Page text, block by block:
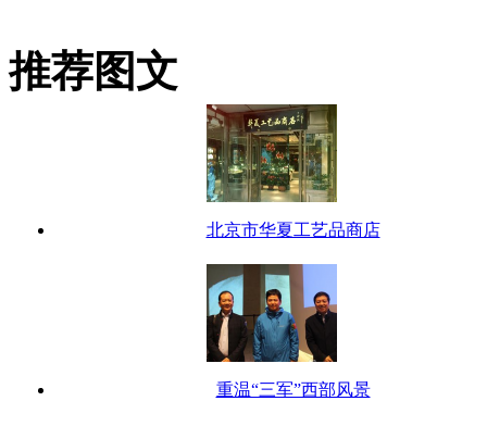
推荐图文
北京市华夏工艺品商店
重温“三军”西部风景